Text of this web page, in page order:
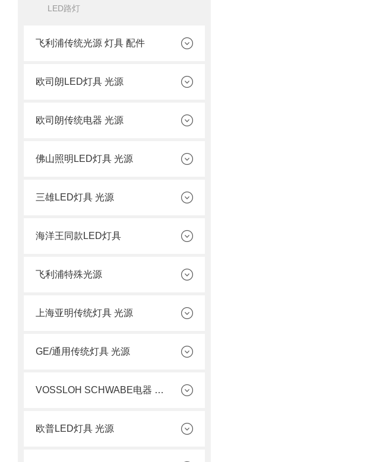
LED路灯
飞利浦传统光源 灯具 配件
欧司朗LED灯具 光源
欧司朗传统电器 光源
佛山照明LED灯具 光源
三雄LED灯具 光源
海洋王同款LED灯具
飞利浦特殊光源
上海亚明传统灯具 光源
GE/通用传统灯具 光源
VOSSLOH SCHWABE电器 光源
欧普LED灯具 光源